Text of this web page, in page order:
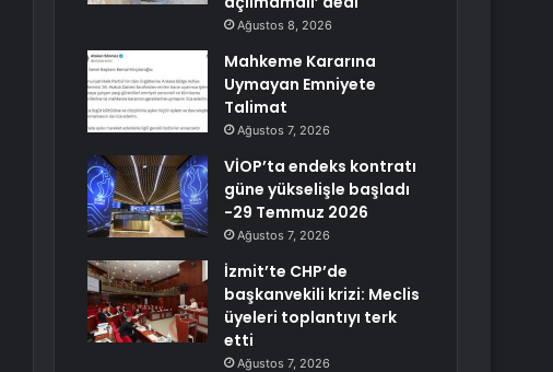
Ağustos 8, 2026
Mahkeme Kararına
Uymayan Emniyete
Talimat
Ağustos 7, 2026
VİOP’ta endeks kontratı
güne yükselişle başladı
-29 Temmuz 2026
Ağustos 7, 2026
İzmit’te CHP’de
başkanvekili krizi: Meclis
üyeleri toplantıyı terk
etti
Ağustos 7, 2026